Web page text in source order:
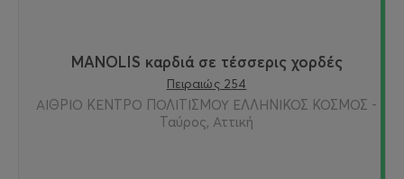
MANOLIS καρδιά σε τέσσερις χορδές
Πειραιώς 254
ΑΙΘΡΙΟ ΚΕΝΤΡΟ ΠΟΛΙΤΙΣΜΟΥ ΕΛΛΗΝΙΚΟΣ ΚΟΣΜΟΣ -
Ταύρος, Αττική